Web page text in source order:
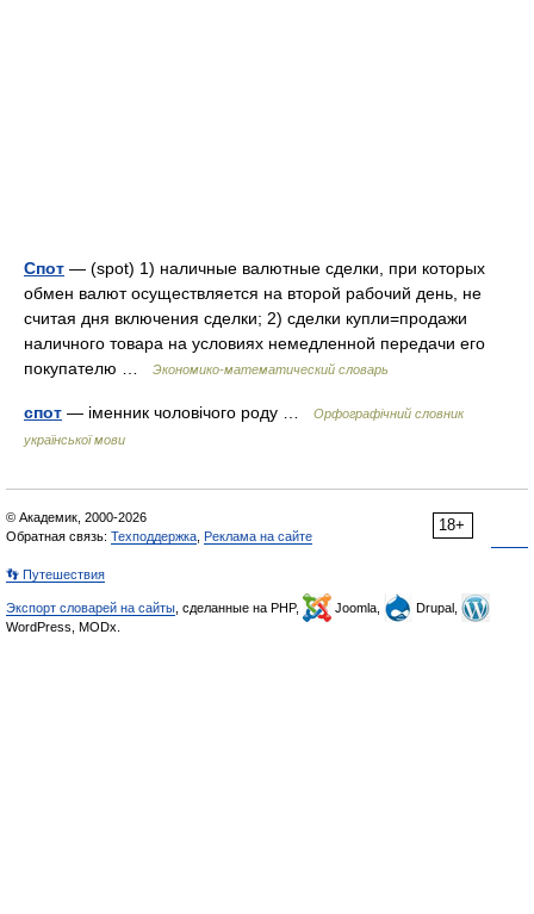
Спот — (spot) 1) наличные валютные сделки, при которых
обмен валют осуществляется на второй рабочий день, не
считая дня включения сделки; 2) сделки купли=продажи
наличного товара на условиях немедленной передачи его
покупателю …
Экономико-математический словарь
спот — іменник чоловічого роду …
Орфографічний словник
української мови
18+
© Академик, 2000-2026
Обратная связь: Техподдержка Реклама на сайте
👣 Путешествия
Экспорт словарей на сайты , сделанные на PHP, Joomla,
Drupal,
WordPress, MODx.